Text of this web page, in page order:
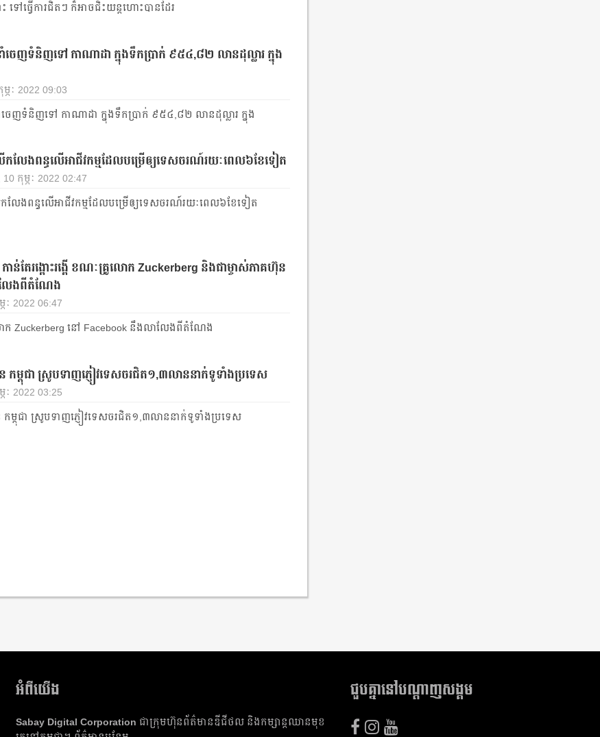
ទៅ​ធ្វើ​ការ​ជិតៗ ក៏អាច​ជិះ​យន្ត​ហោះ​បាន​ដែរ
ាំចេញទំនិញទៅ កាណាដា ក្នុងទឹកប្រាក់ ៩៥៤,៨២ លានដុល្លារ ក្នុង
ភៈ 2022 09:03
ាំចេញទំនិញទៅ កាណាដា ក្នុងទឹកប្រាក់ ៩៥៤,៨២ លានដុល្លារ ក្នុង
ើកលែងពន្ធលើអាជីវកម្មដែលបម្រើឲ្យទេសចរណ៍រយៈពេល៦ខែទៀត
កុម្ភៈ 2022 02:47
កលែងពន្ធលើអាជីវកម្មដែលបម្រើឲ្យទេសចរណ៍រយៈពេល៦ខែទៀត
ាន់តែរង្គោះរង្គើ ខណៈគ្រូលោក Zuckerberg និងជាម្ចាស់ភាគហ៊ុន
ែងពីតំណែង
ភៈ 2022 06:47
Zuckerberg នៅ Facebook នឹង​លា​លែង​ពី​តំណែង
ន កម្ពុជា ស្រូបទាញភ្ញៀវទេសចរជិត១,៣លាននាក់ទូទាំងប្រទេស
ភៈ 2022 03:25
កម្ពុជា ស្រូបទាញភ្ញៀវទេសចរជិត១,៣លាននាក់ទូទាំងប្រទេស
អំពីយើង
Sabay Digital Corporation ជា​ក្រុមហ៊ុន​ព័ត៌មាន​ឌីជីថល និង​កម្សាន្ត​ឈាន​មុខ​
ជួបគ្នានៅបណ្តាញសង្គម